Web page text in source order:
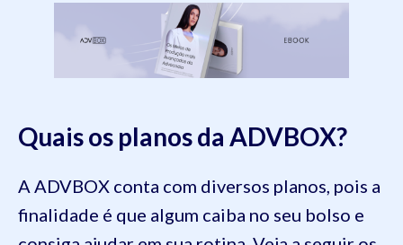
Quais os planos da ADVBOX?
A ADVBOX conta com diversos planos, pois a
finalidade é que algum caiba no seu bolso e